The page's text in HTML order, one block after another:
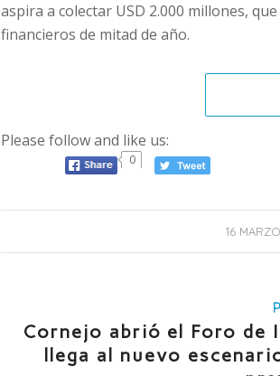
aspira a colectar USD 2.000 millones,
financieros de mitad de año.
Please follow and like us:
0
16 /
Cornejo abrió el Foro de
llega al nuevo